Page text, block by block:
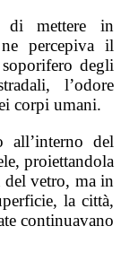
di mettere in
ne percepiva il
degli
l’odore
corpi umani.
all’interno del
proiettandola
del vetro, ma in
la città,
continuavano